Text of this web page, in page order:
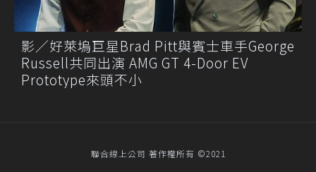
影／好萊塢巨星Brad Pitt與賓士車手George
Russell共同出演 AMG GT 4-Door EV
Prototype來頭不小
聯合線上公司 著作權所有 ©2021